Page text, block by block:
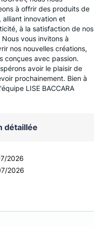
à offrir des produits de
alliant innovation et
à la satisfaction de nos
vous invitons à
nos nouvelles créations,
conçues avec passion.
avoir le plaisir de
prochainement. Bien à
LISE BACCARA
détaillée
2026
2026